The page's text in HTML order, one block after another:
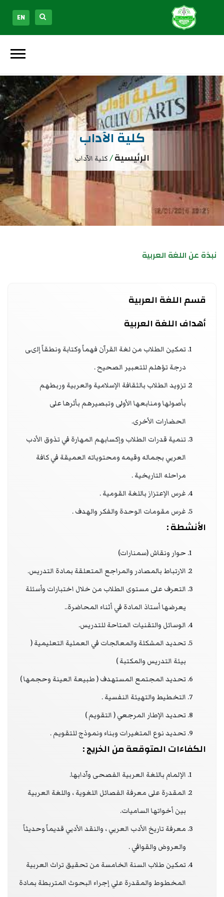
EN
كلية الآداب
الرئيسية/كلية الآداب
نبذة عن اللغة العربية
قسم اللغة العربية
أهداف اللغة العربية
تمكين الطلاب من لغة القرآن فهماً وكتابة ونطقاً إلىى
درجة تؤهلم للتعبير الصحيح .
تزويد الطلاب بالثقافة الإسلامية والعربية وربطهم
بأصولها ومنابعها الأولى وتبصيرهم بأثرها على
الحضارات الأخرى.
تنمية قدرات الطلاب وإكسابهم المهارة في تذوق الأدب
العربي بجماله وقيمه ومحتوياته العميقة في كافة
مراحله التاريخية .
غرس الإعتزاز باللغة القومية .
غرس مقومات الوحدة والفكر والهدف .
الأنشطة :
حوار ونقاش (سمنارات)
الارتباط بالمصادر والمراجع المتعلقة بمادة التدريس.
التعرف على مستوى الطلاب من خلال اختبارات وأسئلة
يعرضها أستاذ المادة في أثناء المحاضرة..
الوسائل والتقنيات المتاحة للتدريس.
تحديد المشكلة والمعالجات في العملية التعليمية (
بيئة التدريس والمكتبة )
تحديد المجتمع المستهدف ( طبيعة العينة وحجمها )
التخطيط والتهيئة النفسية .
تحديد الإطار المرجعي ( التقويم )
تحديد نوع المتغيرات وبناء ونموذج للتقويم .
الكفاءات المتوقعة من الخريج :
الإلمام باللغة العربية الفصحى وآدابها.
المقدرة على معرفة الفصائل اللغوية ، واللغة العربية
بين أخواتها الساميات.
معرفة تاريخ الأدب العربي ، والنقد الأدبي قديماً وحديثاً
والعروض والقوافي .
تمكين طلاب السنة الخامسة من تحقيق تراث العربية
المخطوط والمقدرة علي إجراء البحوث المتربطة بمادة